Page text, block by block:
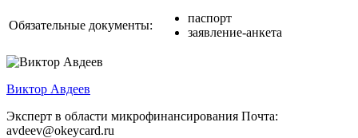
Обязательные документы:
паспорт
заявление-анкета
Виктор Авдеев
Эксперт в области микрофинансирования Почта:
avdeev@okeycard.ru